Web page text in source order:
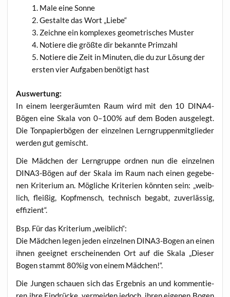
Male eine Sonne
Gestal­te das Wort „Lie­be“
Zeich­ne ein kom­ple­xes geo­me­tri­sches Muster
Notie­re die größ­te dir bekann­te Primzahl
Notie­re die Zeit in Minu­ten, die du zur Lösung der
ers­ten vier Auf­ga­ben benö­tigt hast
Aus­wer­tung:
In einem leer­ge­räum­ten Raum wird mit den 10 DINA4-
Bögen eine Ska­la von 0–100% auf dem Boden aus­ge­legt.
Die Ton­pa­pier­bö­gen der ein­zel­nen Lern­grup­pen­mit­glie­der
wer­den gut gemischt.
Die Mäd­chen der Lern­grup­pe ord­nen nun die ein­zel­nen
DINA3-Bögen auf der Ska­la im Raum nach einen gege­be­
nen Kri­te­ri­um an. Mög­li­che Kri­te­ri­en könn­ten sein: „weib­
lich, flei­ßig, Kopf­mensch, tech­nisch begabt, zuver­läs­sig,
effizient“.
Bsp. Für das Kri­te­ri­um „weib­lich“:
Die Mäd­chen legen jeden ein­zel­nen DINA3-Bogen an einen
ihnen geeig­net erschei­nen­den Ort auf die Ska­la „Die­ser
Bogen stammt 80%ig von einem Mädchen!“.
Die Jun­gen schau­en sich das Ergeb­nis an und kom­men­tie­